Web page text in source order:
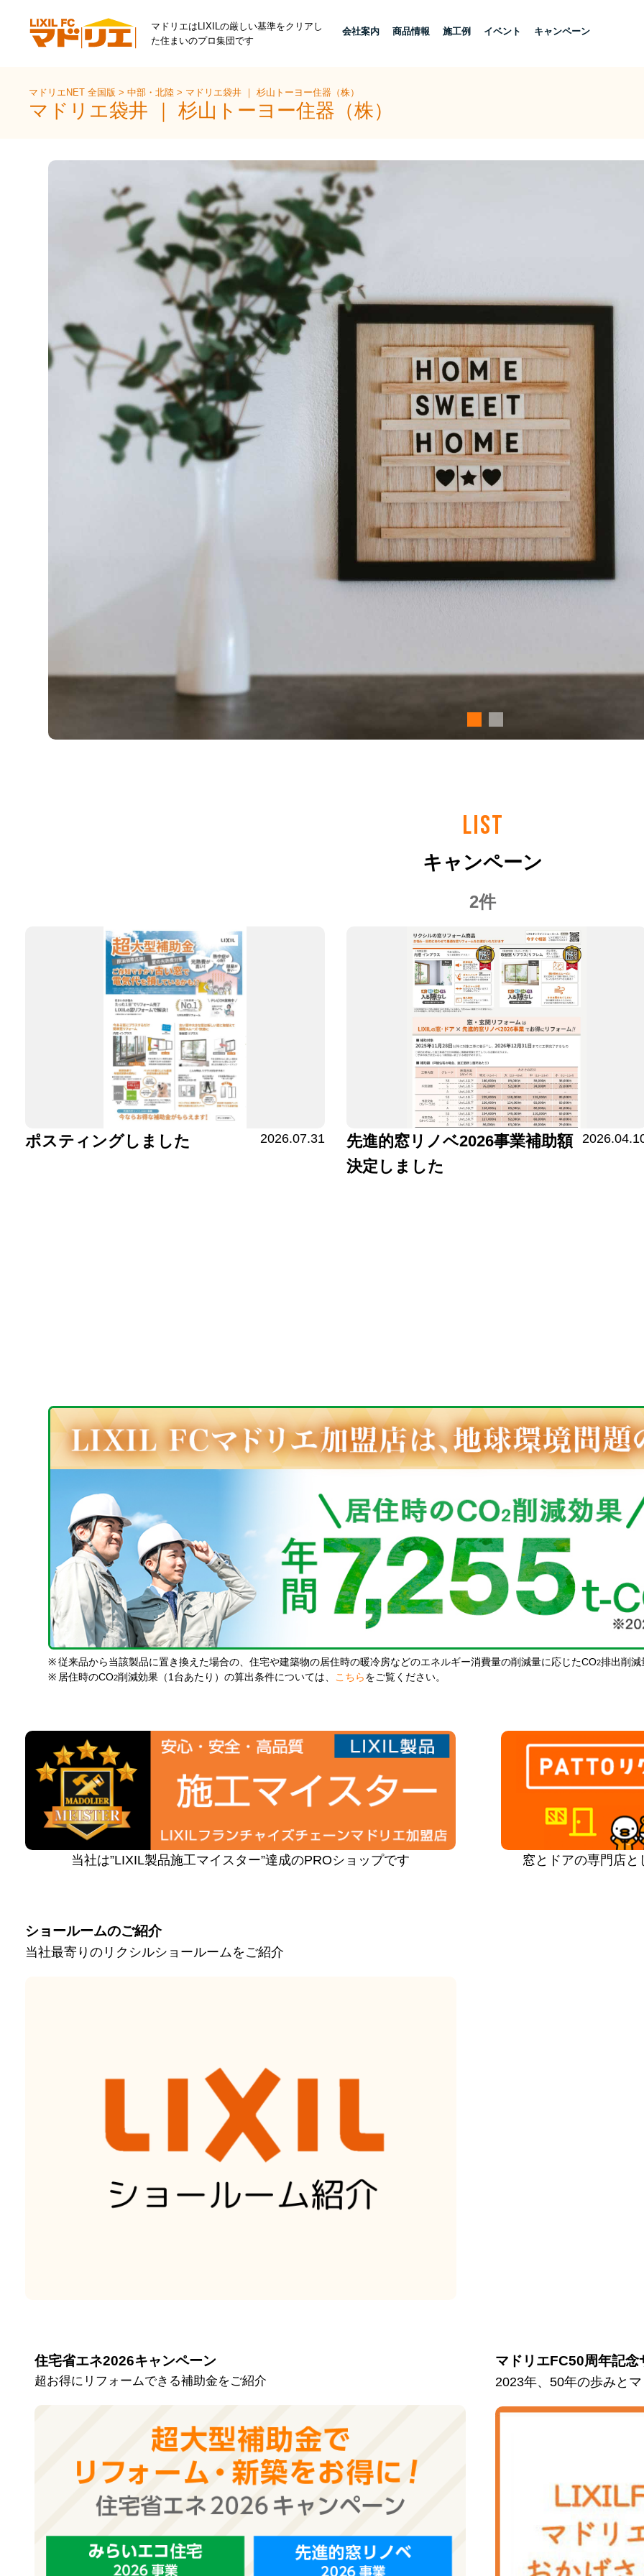
マドリエはLIXILの厳しい基準をクリアし
た住まいのプロ集団です
会社案内 商品情報 施工例 イベント キャンペーン
マドリエNET 全国版>中部・北陸> マドリエ袋井 ｜ 杉山トーヨー住器（株）
マドリエ袋井 ｜ 杉山トーヨー住器（株）
LIST
キャンペーン
2件
ポスティングしました 2026.07.31
先進的窓リノベ2026事業補助額
決定しました
※ 従来品から当該製品に置き換えた場合の、住宅や建築物の居住時の暖冷房などのエネルギー消費量の削減量に応じたCO2排出削減
※ 居住時のCO2削減効果（1台あたり）の算出条件については、 こちら をご覧ください。
当社は”LIXIL製品施工マイスター”達成のPROショップです 窓とドアの専門店
ショールームのご紹介
当社最寄りのリクシルショールームをご紹介
住宅省エネ2026キャンペーン
超お得にリフォームできる補助金をご紹介
マドリエFC50周年記念
2023年、50年の歩みと